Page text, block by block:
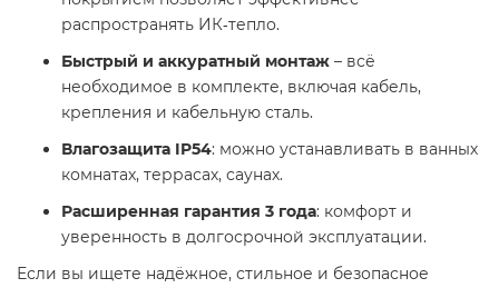
распространять ИК‑тепло.
Быстрый и аккуратный монтаж – всё
необходимое в комплекте, включая кабель,
крепления и кабельную сталь.
Влагозащита IP54: можно устанавливать в ванных
комнатах, террасах, саунах.
Расширенная гарантия 3 года: комфорт и
уверенность в долгосрочной эксплуатации.
Если вы ищете надёжное, стильное и безопасное